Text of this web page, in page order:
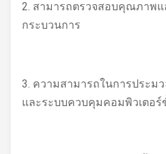
2. สามารถตรวจสอบคุณภาพ
กระบวนการ
3. ความสามารถในการประม
และระบบควบคุมคอมพิวเตอร์